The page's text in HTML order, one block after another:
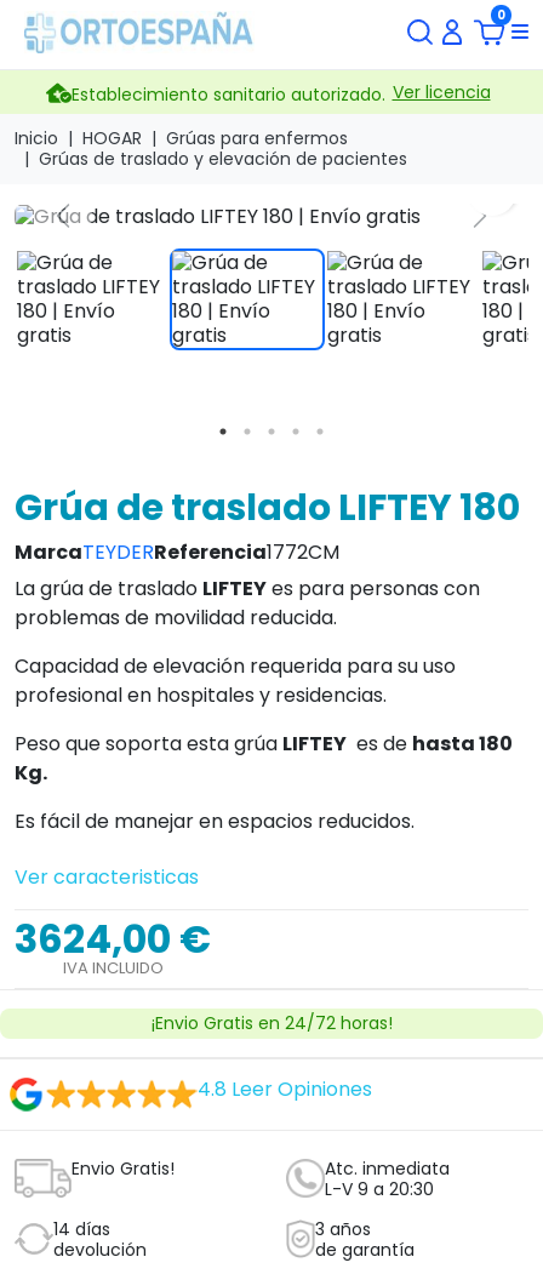
0
Establecimiento sanitario autorizado. Ver licencia
Inicio
HOGAR
Grúas para enfermos
Grúas de traslado y elevación de pacientes
Previous Next
Grúa de traslado LIFTEY 180
MarcaTEYDERReferencia1772CM
La grúa de traslado LIFTEYes para personas con
problemas de movilidad reducida.
Capacidad de elevación requerida para su uso
profesional en hospitales y residencias.
Peso que soporta esta grúa LIFTEY es de hasta 180
Kg.
Es fácil de manejar en espacios reducidos.
Ver caracteristicas
3624,00 €
IVA INCLUIDO
¡Envio Gratis en 24/72 horas!
4.8 Leer Opiniones
Envio Gratis!
Atc. inmediata
L-V 9 a 20:30
14 días
devolución
3 años
de garantía